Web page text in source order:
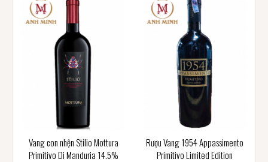
Vang con nhện Stilio Mottura
Primitivo Di Manduria 14.5%
Rượu Vang 1954 Appassimento
Primitivo Limited Edition